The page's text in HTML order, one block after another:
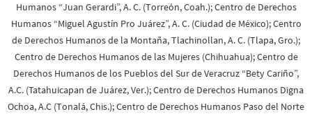
Humanos “Juan Gerardi”, A. C. (Torreón, Coah.); Centro de Derechos
Humanos “Miguel Agustín Pro Juárez”, A. C. (Ciudad de México); Centro
de Derechos Humanos de la Montaña, Tlachinollan, A. C. (Tlapa, Gro.);
Centro de Derechos Humanos de las Mujeres (Chihuahua); Centro de
Derechos Humanos de los Pueblos del Sur de Veracruz “Bety Cariño”,
A.C. (Tatahuicapan de Juárez, Ver.); Centro de Derechos Humanos Digna
Ochoa, A.C (Tonalá, Chis.); Centro de Derechos Humanos Paso del Norte